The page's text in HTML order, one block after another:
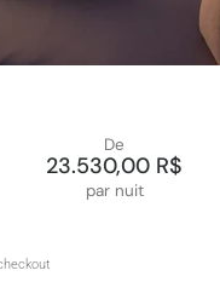
De
23.530,00 R$
par nuit